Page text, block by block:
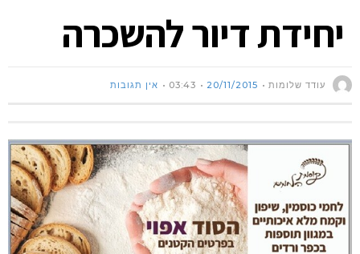
יחידת דיור להשכרה
עודד שלומות 20/11/2015
03:43 אין תגובות